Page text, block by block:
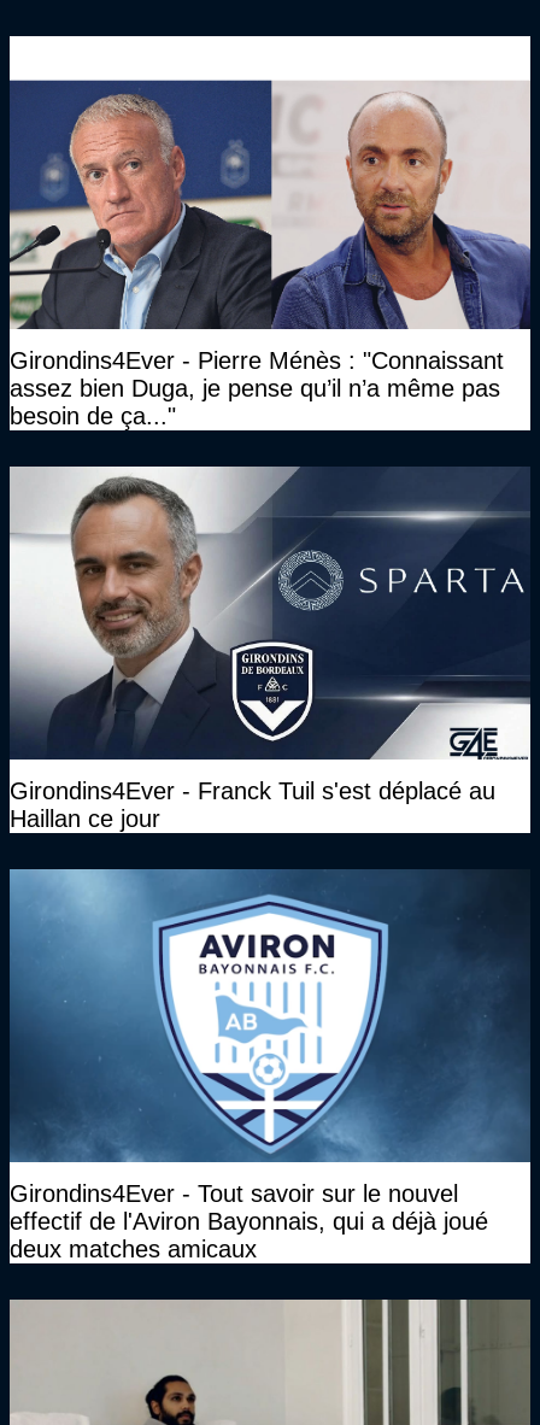
Girondins4Ever - Pierre Ménès : "Connaissant
assez bien Duga, je pense qu’il n’a même pas
besoin de ça..."
Girondins4Ever - Franck Tuil s'est déplacé au
Haillan ce jour
Girondins4Ever - Tout savoir sur le nouvel
effectif de l'Aviron Bayonnais, qui a déjà joué
deux matches amicaux